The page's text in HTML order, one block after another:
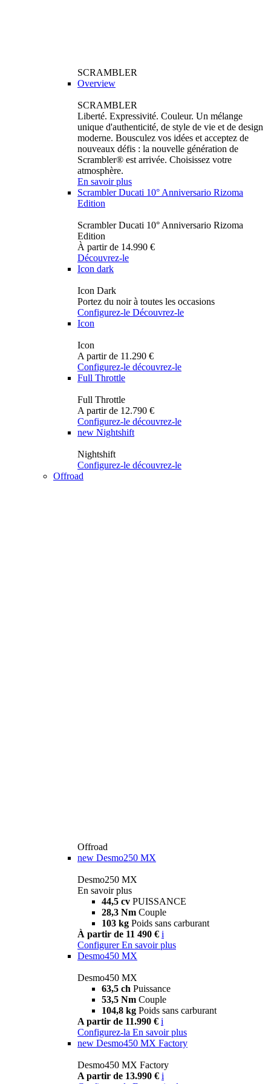
SCRAMBLER
Overview
SCRAMBLER
Liberté. Expressivité. Couleur. Un mélange
unique d'authenticité, de style de vie et de design
moderne. Bousculez vos idées et acceptez de
nouveaux défis : la nouvelle génération de
Scrambler® est arrivée. Choisissez votre
atmosphère.
En savoir plus
Scrambler Ducati 10° Anniversario Rizoma
Edition
Scrambler Ducati 10° Anniversario Rizoma
Edition
À partir de 14.990 €
Découvrez-le
Icon dark
Icon Dark
Portez du noir à toutes les occasions
Configurez-le Découvrez-le
Icon
Icon
A partir de 11.290 €
Configurez-le découvrez-le
Full Throttle
Full Throttle
A partir de 12.790 €
Configurez-le découvrez-le
new Nightshift
Nightshift
Configurez-le découvrez-le
Offroad
Offroad
new Desmo250 MX
Desmo250 MX
En savoir plus
44,5 cv PUISSANCE
28,3 Nm Couple
103 kg Poids sans carburant
À partir de 11 490 € i
Configurer En savoir plus
Desmo450 MX
Desmo450 MX
63,5 ch Puissance
53,5 Nm Couple
104,8 kg Poids sans carburant
A partir de 11.990 € i
Configurez-la En savoir plus
new Desmo450 MX Factory
Desmo450 MX Factory
A partir de 13.990 € i